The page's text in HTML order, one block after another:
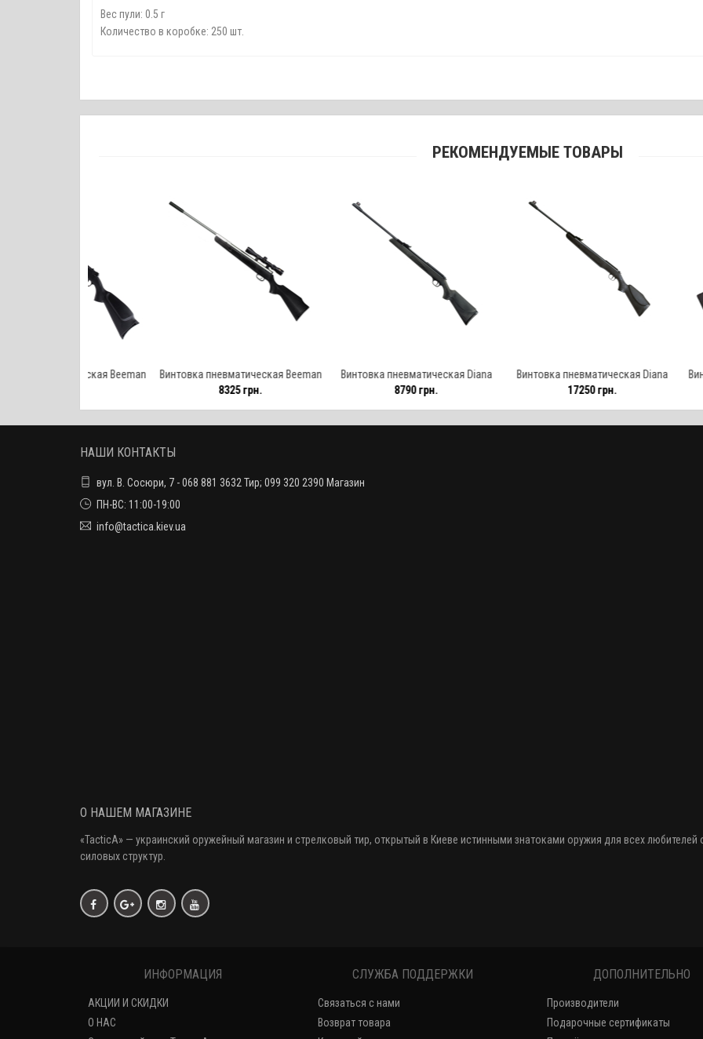
Вес пули: 0.5 г
Количество в коробке: 250 шт.
РЕКОМЕНДУЕМЫЕ ТОВАРЫ
Винтовка пневматическая Beeman
Silver Kodiak X2 4.5 мм / прицел 3-
9х32
Винтовка пневматическая Diana
Panther 31 4.5 мм TO6
Винтовка пневматическая Diana
Panther 350 Magnum 4.5 мм TO6
Винтовка
НАШИ КОНТАКТЫ
вул. В. Сосюри, 7 - 068 881 3632 Тир; 099 320 2390 Магазин
ПН-ВС: 11:00-19:00
info@tactica.kiev.ua
О НАШЕМ МАГАЗИНЕ
«TacticA» — украинский оружейный магазин и стрелковый тир, открытый в Киеве истинными знатоками оружия для всех любителей
силовых структур.
ИНФОРМАЦИЯ
АКЦИИ И СКИДКИ
О НАС
СЛУЖБА ПОДДЕРЖКИ
Связаться с нами
Возврат товара
ДОПОЛНИТЕЛЬНО
Производители
Подарочные сертификаты